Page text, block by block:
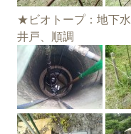
★ビオトープ：地下
井戸、順調